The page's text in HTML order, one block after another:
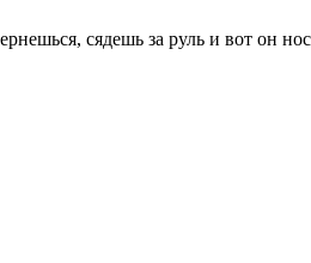
сядешь за руль и вот он